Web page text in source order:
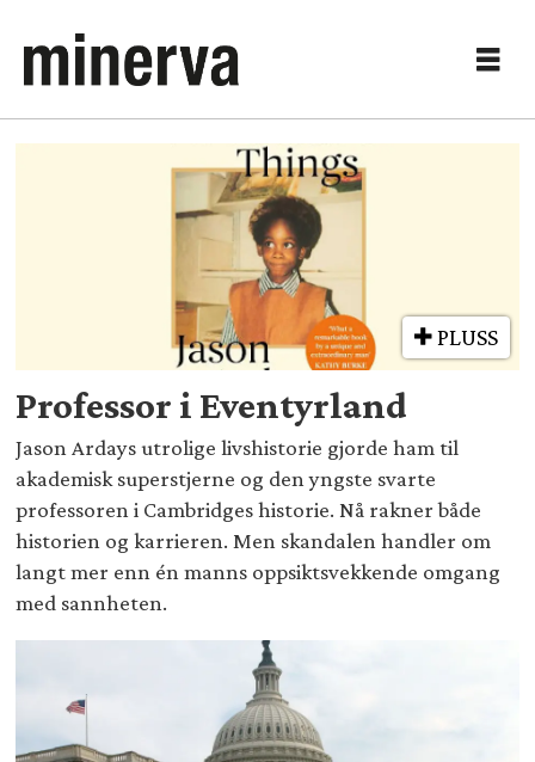
Tag:
PLUSS
Professor i Eventyrland
Jason Ardays utrolige livshistorie gjorde ham til
akademisk superstjerne og den yngste svarte
professoren i Cambridges historie. Nå rakner både
historien og karrieren. Men skandalen handler om
langt mer enn én manns oppsiktsvekkende omgang
med sannheten.